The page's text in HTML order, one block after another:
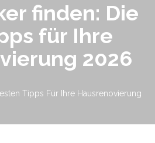
finden: Die
für Ihre
2026
Tipps Für Ihre Hausrenovierung